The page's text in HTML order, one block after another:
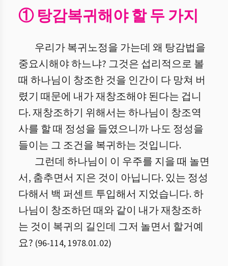
① 탕감복귀해야 할 두 가지
우리가 복귀노정을 가는데 왜 탕감법을
중요시해야 하느냐? 그것은 섭리적으로 볼
때 하나님이 창조한 것을 인간이 다 망쳐 버
렸기 때문에 내가 재창조해야 된다는 겁니
다. 재창조하기 위해서는 하나님이 창조역
사를 할 때 정성을 들였으니까 나도 정성을
들이는 그 조건을 복귀하는 것입니다.
그런데 하나님이 이 우주를 지을 때 놀면
서, 춤추면서 지은 것이 아닙니다. 있는 정성
다해서 백 퍼센트 투입해서 지었습니다.하
나님이 창조하던 때와 같이 내가 재창조하
는 것이 복귀의 길인데 그저 놀면서 할거예
요? (96-114, 1978.01.02)